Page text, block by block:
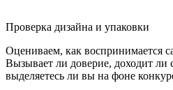
Проверка дизайна и упаковки
Оцениваем, как воспринимается
Вызывает ли доверие, доходит ли
выделяетесь ли вы на фоне